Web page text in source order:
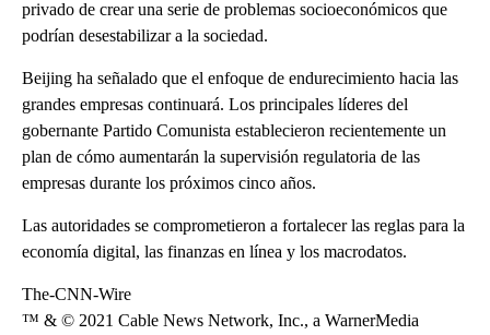
privado de crear una serie de problemas socioeconómicos que
podrían desestabilizar a la sociedad.
Beijing ha señalado que el enfoque de endurecimiento hacia las
grandes empresas continuará. Los principales líderes del
gobernante Partido Comunista establecieron recientemente un
plan de cómo aumentarán la supervisión regulatoria de las
empresas durante los próximos cinco años.
Las autoridades se comprometieron a fortalecer las reglas para la
economía digital, las finanzas en línea y los macrodatos.
The-CNN-Wire
™ & © 2021 Cable News Network, Inc., a WarnerMedia